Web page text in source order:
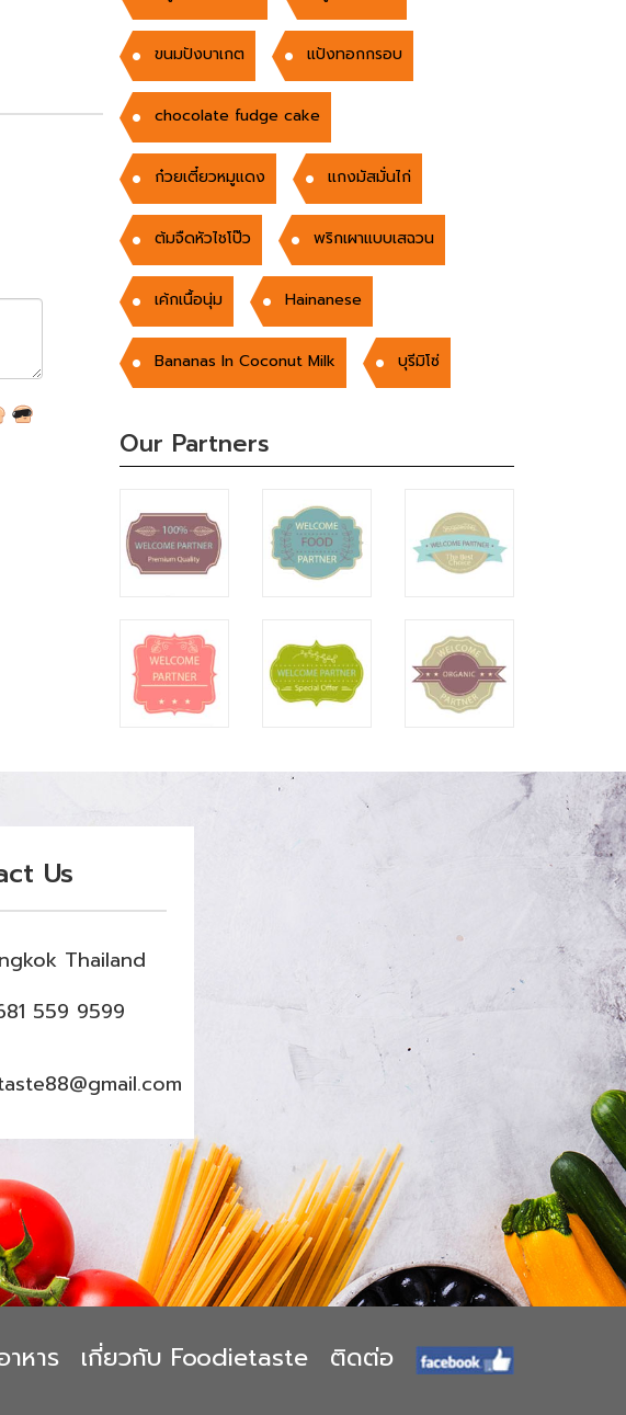
ขนมปังบาเกต แป้งทอกกรอบ
chocolate fudge cake
ก๋วยเตี๋ยวหมูแดง แกงมัสมั่นไก่
ต้มจืดหัวไชโป๊ว พริกเผาแบบเสฉวน
เค้กเนื้อนุ่ม Hainanese
Bananas In Coconut Milk บุรีมิโซ่
Our Partners
Us
Thailand
559 9599
หาร เกี่ยวกับ Foodietaste ติดต่อ